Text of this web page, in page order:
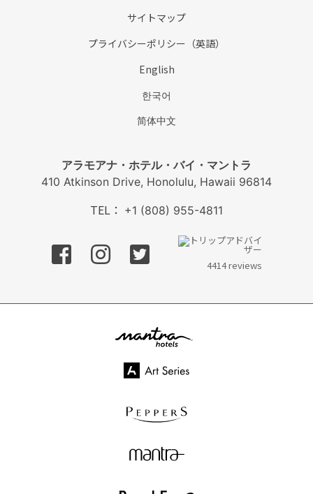
サイトマップ
プライバシーポリシー（英語）
English
한국어
简体中文
アラモアナ・ホテル・バイ・マントラ
410 Atkinson Drive, Honolulu, Hawaii 96814
TEL： +1 (808) 955-4811
フェイスブック
インスタグラム
ツイッター
4414 reviews
mantra hotels
Art Series
PEPPERS
mantra